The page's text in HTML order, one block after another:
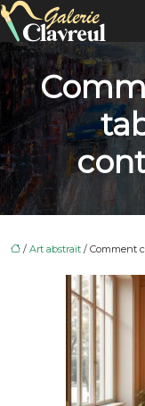
/ Art abstrait / Comment